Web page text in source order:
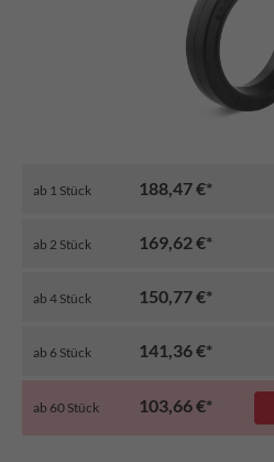
ab 1 Stück 188,47 €*
ab 2 Stück 169,62 €*
ab 4 Stück 150,77 €*
ab 6 Stück 141,36 €*
ab 60 Stück 103,66 €*